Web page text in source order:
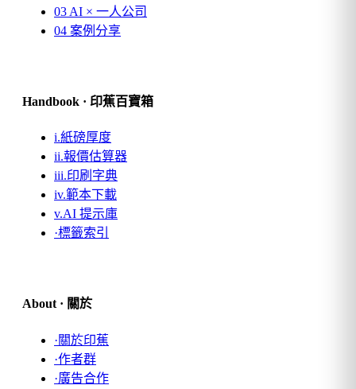
03 AI × 一人公司
04 案例分享
Handbook · 印蕉百寶箱
i.紙磅厚度
ii.報價估算器
iii.印刷字典
iv.範本下載
v.AI 提示庫
·標籤索引
About · 關於
·關於印蕉
·作者群
·廣告合作